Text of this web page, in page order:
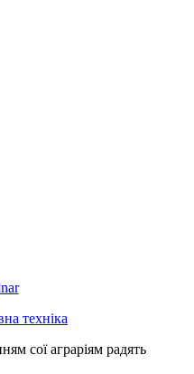
сої аграріям радять